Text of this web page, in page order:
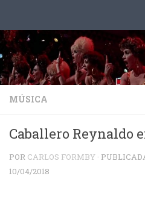
MÚSICA
Caballero Reynaldo
POR CARLOS FORMBY ·
10/04/2018